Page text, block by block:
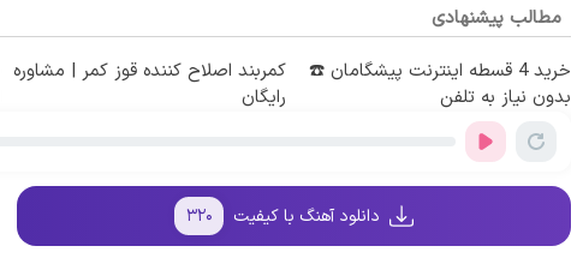
مطالب پیشنهادی
خرید 4 قسطه اینترنت پیشگامان ☎️
بدون نیاز به تلفن
کمربند اصلاح کننده قوز کمر | مشاوره
رایگان
دانلود آهنگ با کیفیت ۳۲۰